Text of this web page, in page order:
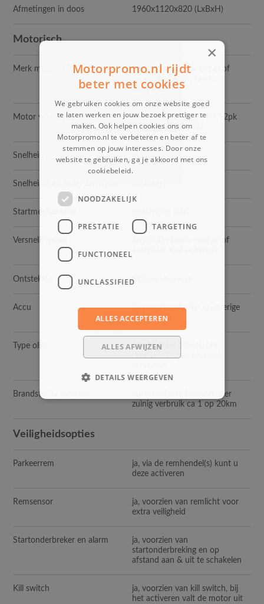
Afmetingen in doos 1960x1120x820 (LxBxH)
Motorisch
Merk motorblok
Merkloos (Geen licentie) of
topmerken lifan, loncin,
Zongshen
Motor vermogen
leverbaar vanaf 7pk tot 12pk
150cc/250cc 4 takt
Snelheid 60km/h
Snelheidsbegrenzer aanwezig
Startmechanisme
Versnellingsbak
Automaat alleen vooruit of
Ontsteking CDI elektronisch
Accu
ja, voor het starten en overige
elektronica
Type olie
aparte 4takt 10w40 olie
reservoir 1x per 6maand
Brandstof & verbruik
euro 98 4takt 1cilinder zeer
zuinig verbruik ca 1 op 20km
Veiligheidsopties
Parkeerrem
ja, via de remhendel(s) kunt u
deze activeren
Remsensor
ja, voorzien van remlicht voor
extra veiligheid
Startonderbreker en alarm
ja, voorzien van
startonderbreking en op
afstand aan & uit te schakelen
Kill switch
ja, voorzien van kill switch, bij
het activeren valt de motor uit
×
Motorpromo.nl rijdt
beter met cookies
We gebruiken cookies om onze website goed
te laten werken en jouw bezoek prettiger te
maken. Ook helpen cookies ons om
Motorpromo.nl te verbeteren en beter af te
stemmen op jouw interesses. Door onze
website te gebruiken, ga je akkoord met ons
cookiebeleid.
NOODZAKELIJK
PRESTATIE TARGETING
FUNCTIONEEL
UNCLASSIFIED
ALLES ACCEPTEREN
ALLES AFWIJZEN
DETAILS WEERGEVEN